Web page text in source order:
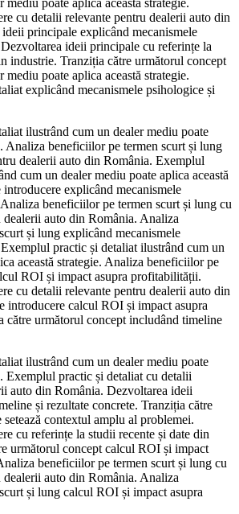
cu detalii relevante pentru dealerii auto din
principale explicând mecanismele
ideii principale cu referințe la
industrie. Tranziția către următorul concept
poate aplica această strategie.
explicând mecanismele psihologice și
ilustrând cum un dealer mediu poate
Analiza beneficiilor pe termen scurt și lung
dealerii auto din România. Exemplul
cum un dealer mediu poate aplica această
explicând mecanismele
beneficiilor pe termen scurt și lung cu
auto din România. Analiza
și lung explicând mecanismele
practic și detaliat ilustrând cum un
această strategie. Analiza beneficiilor pe
ROI și impact asupra profitabilității.
cu detalii relevante pentru dealerii auto din
introducere calcul ROI și impact asupra
următorul concept includând timeline
ilustrând cum un dealer mediu poate
Exemplul practic și detaliat cu detalii
auto din România. Dezvoltarea ideii
și rezultate concrete. Tranziția către
contextul amplu al problemei.
cu referințe la studii recente și date din
următorul concept calcul ROI și impact
beneficiilor pe termen scurt și lung cu
auto din România. Analiza
și lung calcul ROI și impact asupra